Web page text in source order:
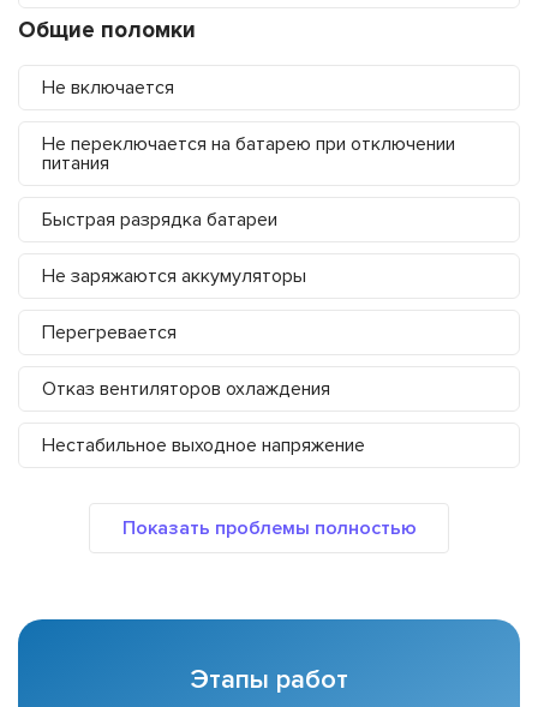
Общие поломки
Не включается
Не переключается на батарею при отключении
питания
Быстрая разрядка батареи
Не заряжаются аккумуляторы
Перегревается
Отказ вентиляторов охлаждения
Нестабильное выходное напряжение
Этапы работ